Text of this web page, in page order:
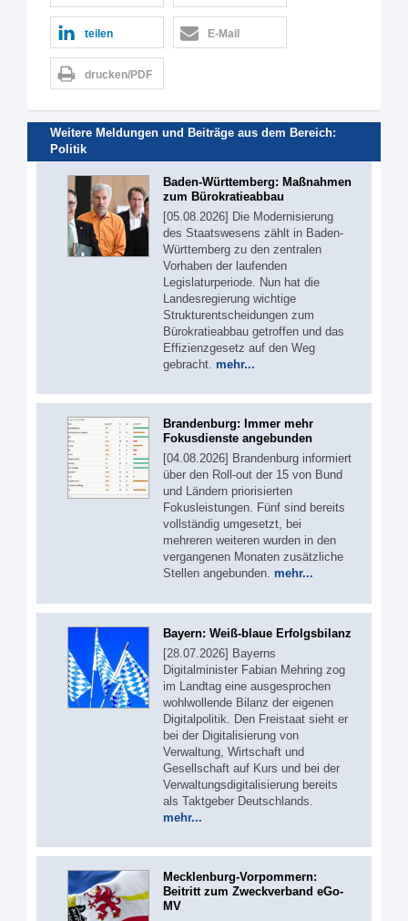
teilen E-Mail
drucken/PDF
Weitere Meldungen und Beiträge aus dem Bereich:
Politik
Baden-Württemberg: Maßnahmen
zum Bürokratieabbau
[05.08.2026] Die Modernisierung
des Staatswesens zählt in Baden-
Württemberg zu den zentralen
Vorhaben der laufenden
Legislaturperiode. Nun hat die
Landesregierung wichtige
Strukturentscheidungen zum
Bürokratieabbau getroffen und das
Effizienzgesetz auf den Weg
gebracht. mehr...
Brandenburg: Immer mehr
Fokusdienste angebunden
[04.08.2026] Brandenburg informiert
über den Roll-out der 15 von Bund
und Ländern priorisierten
Fokusleistungen. Fünf sind bereits
vollständig umgesetzt, bei
mehreren weiteren wurden in den
vergangenen Monaten zusätzliche
Stellen angebunden. mehr...
Bayern: Weiß-blaue Erfolgsbilanz
[28.07.2026] Bayerns
Digitalminister Fabian Mehring zog
im Landtag eine ausgesprochen
wohlwollende Bilanz der eigenen
Digitalpolitik. Den Freistaat sieht er
bei der Digitalisierung von
Verwaltung, Wirtschaft und
Gesellschaft auf Kurs und bei der
Verwaltungsdigitalisierung bereits
als Taktgeber Deutschlands.
mehr...
Mecklenburg-Vorpommern:
Beitritt zum Zweckverband eGo-
MV